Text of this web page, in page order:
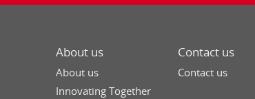
About us
About us
Innovating Together
Contact us
Contact us